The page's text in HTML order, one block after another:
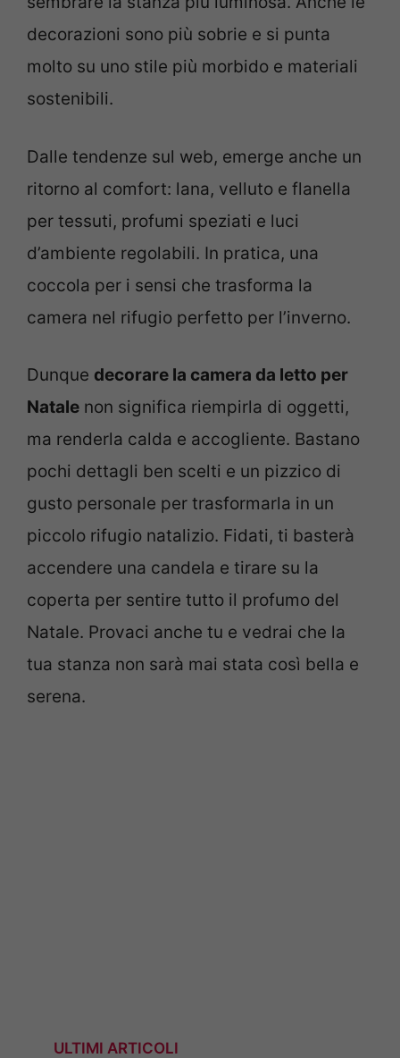
decorazioni sono più sobrie e si punta
molto su uno stile più morbido e materiali
sostenibili.
Dalle tendenze sul web, emerge anche un
ritorno al comfort: lana, velluto e flanella
per tessuti, profumi speziati e luci
d’ambiente regolabili. In pratica, una
coccola per i sensi che trasforma la
camera nel rifugio perfetto per l’inverno.
Dunque decorare la camera da letto per
Natale non significa riempirla di oggetti,
ma renderla calda e accogliente. Bastano
pochi dettagli ben scelti e un pizzico di
gusto personale per trasformarla in un
piccolo rifugio natalizio. Fidati, ti basterà
accendere una candela e tirare su la
coperta per sentire tutto il profumo del
Natale. Provaci anche tu e vedrai che la
tua stanza non sarà mai stata così bella e
serena.
ULTIMI ARTICOLI